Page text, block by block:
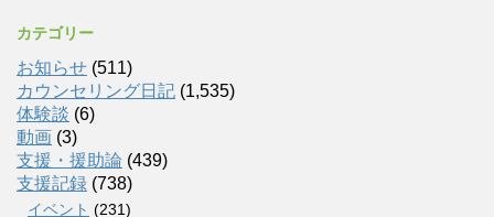
カテゴリー
お知らせ (511)
カウンセリング日記 (1,535)
体験談 (6)
動画 (3)
支援・援助論 (439)
支援記録 (738)
イベント (231)